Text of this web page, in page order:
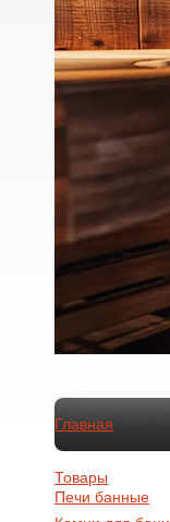
Главная
Товары
Печи банные